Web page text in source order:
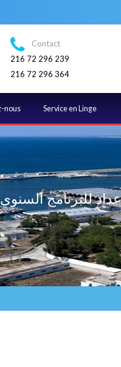
Contact
216 72 296 239
216 72 296 364
للبرنامج
nous Service en Linge